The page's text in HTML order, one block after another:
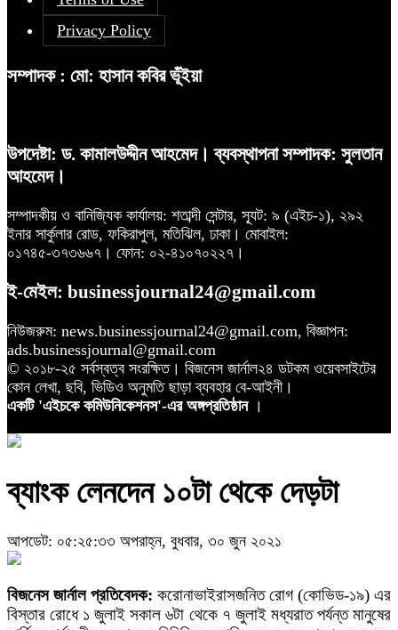
Privacy Policy
সম্পাদক : মো: হাসান কবির ভূঁইয়া
উপদেষ্টা: ড. কামালউদ্দীন আহমেদ। ব্যবস্থাপনা সম্পাদক: সুলতান
আহমেদ।
সম্পাদকীয় ও বানিজ্যিক কার্যালয়: শতাব্দী সেন্টার, স্যূট: ৯ (এইচ-১), ২৯২
ইনার সার্কুলার রোড, ফকিরাপুল, মতিঝিল, ঢাকা। মোবাইল:
০১৭৪৫-৩৭৩৬৬৭। ফোন: ০২-৪১০৭০২২৭।
ই-মেইল: businessjournal24@gmail.com
নিউজরুম: news.businessjournal24@gmail.com, বিজ্ঞাপন:
ads.businessjournal@gmail.com
© ২০১৮-২৫ সর্বস্বত্ব সংরক্ষিত। বিজনেস জার্নাল২৪ ডটকম ওয়েবসাইটের
কোন লেখা, ছবি, ভিডিও অনুমতি ছাড়া ব্যবহার বে-আইনী।
একটি 'এইচকে কমিউনিকেশনস'-এর অঙ্গপ্রতিষ্ঠান ।
ব্যাংক লেনদেন ১০টা থেকে দেড়টা
আপডেট: ০৫:২৫:৩৩ অপরাহ্ন, বুধবার, ৩০ জুন ২০২১
বিজনেস জার্নাল প্রতিবেদক: করোনাভাইরাসজনিত রোগ (কোভিড-১৯) এর
বিস্তার রোধে ১ জুলাই সকাল ৬টা থেকে ৭ জুলাই মধ্যরাত পর্যন্ত মানুষের